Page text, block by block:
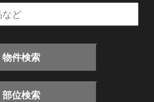
物件検索
部位検索